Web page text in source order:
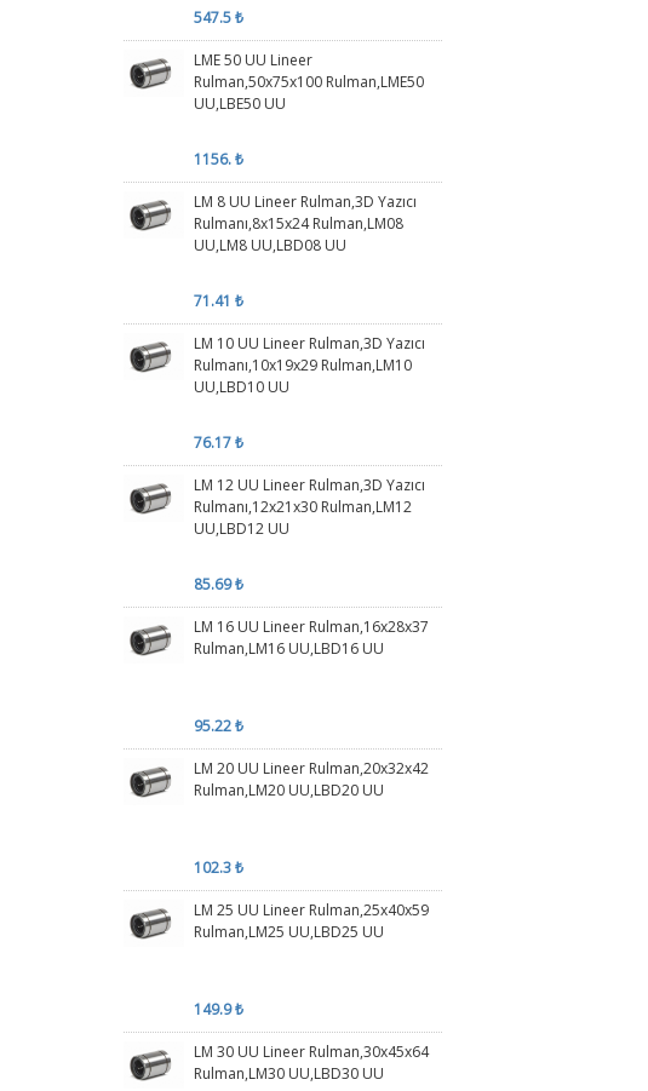
547.5 ₺
LME 50 UU Lineer
Rulman,50x75x100 Rulman,LME50
UU,LBE50 UU
1156. ₺
LM 8 UU Lineer Rulman,3D Yazıcı
Rulmanı,8x15x24 Rulman,LM08
UU,LM8 UU,LBD08 UU
71.41 ₺
LM 10 UU Lineer Rulman,3D Yazıcı
Rulmanı,10x19x29 Rulman,LM10
UU,LBD10 UU
76.17 ₺
LM 12 UU Lineer Rulman,3D Yazıcı
Rulmanı,12x21x30 Rulman,LM12
UU,LBD12 UU
85.69 ₺
LM 16 UU Lineer Rulman,16x28x37
Rulman,LM16 UU,LBD16 UU
95.22 ₺
LM 20 UU Lineer Rulman,20x32x42
Rulman,LM20 UU,LBD20 UU
102.3 ₺
LM 25 UU Lineer Rulman,25x40x59
Rulman,LM25 UU,LBD25 UU
149.9 ₺
LM 30 UU Lineer Rulman,30x45x64
Rulman,LM30 UU,LBD30 UU